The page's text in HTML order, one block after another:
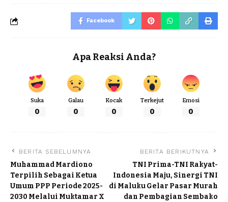
Facebook
Apa Reaksi Anda?
Suka
0
Galau
0
Kocak
0
Terkejut
0
Emosi
0
BERITA SEBELUMNYA
Muhammad Mardiono
Terpilih Sebagai Ketua
Umum PPP Periode 2025-
2030 Melalui Muktamar X
BERITA BERIKUTNYA
TNI Prima-TNI Rakyat-
Indonesia Maju, Sinergi TNI
di Maluku Gelar Pasar Murah
dan Pembagian Sembako